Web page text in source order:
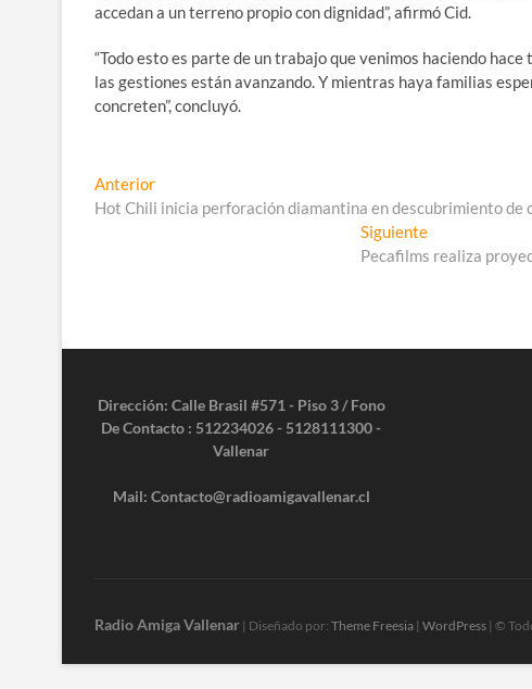
accedan a un terreno propio con dignidad”, afirmó Cid.
“Todo esto es parte de un trabajo que venimos haciendo
las gestiones están avanzando. Y mientras haya familias
concreten”, concluyó.
Navegación
de
AnteriorEntrada
anterior:
Hot Chili inicia perforación diamantina en descubrimiento de
SiguienteEntrada
siguiente:
Pecafilms realiza
Dirección: Calle Brasil #571 - Piso 3 / Fono
De Contacto : 512234026 - 5128111300 -
Vallenar
Mail: Contacto@radioamigavallenar.cl
Radio Amiga Vallenar | Diseñado por: Theme Freesia | WordPress | ©